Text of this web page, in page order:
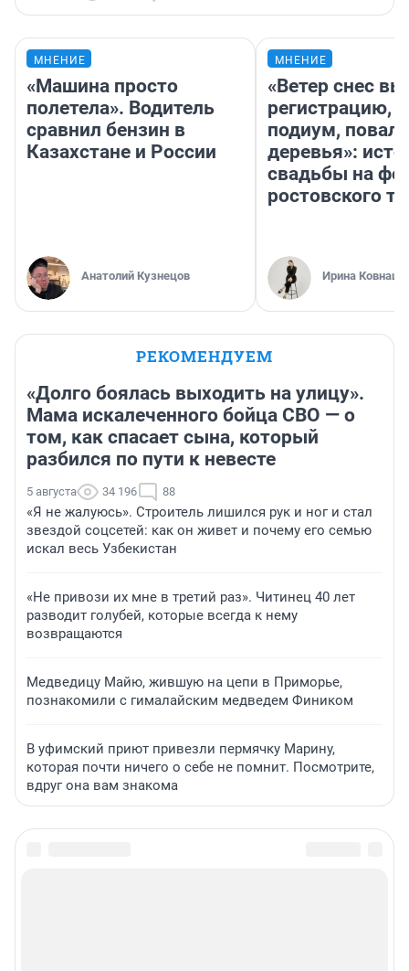
МНЕНИЕ
«Машина просто
полетела». Водитель
сравнил бензин в
Казахстане и России
Анатолий Кузнецов
МНЕНИЕ
«Ветер снес
регистрацию,
подиум,
деревья»:
свадьбы на
ростовского
Ирина
РЕКОМЕНДУЕМ
«Долго боялась выходить на улицу».
Мама искалеченного бойца СВО — о
том, как спасает сына, который
разбился по пути к невесте
5 августа 34 196 88
«Я не жалуюсь». Строитель лишился рук и ног и стал
звездой соцсетей: как он живет и почему его семью
искал весь Узбекистан
«Не привози их мне в третий раз». Читинец 40 лет
разводит голубей, которые всегда к нему
возвращаются
Медведицу Майю, жившую на цепи в Приморье,
познакомили с гималайским медведем Фиником
В уфимский приют привезли пермячку Марину,
которая почти ничего о себе не помнит. Посмотрите,
вдруг она вам знакома